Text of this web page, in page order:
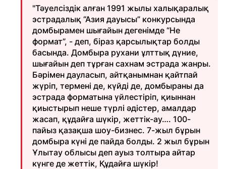
"Тәуелсіздік алған 1991 жылы халықаралық
эстрадалық “Азия дауысы” конкурсында
домбырамен шығайын дегенімде “Не
формат”, - деп, біраз қарсылықтар болды
басында. Домбыра рухани ұлттық дүние,
шығайын деп тұрған сахнам эстрада жанры.
Бәрімен дауласып, айтқанымнан қайтпай
жүріп, термені де, күйді де, домбыраны да
эстрада форматына үйлестіріп, қиыннан
қиыстырып неше түрлі әдістер, амалдар
жасап, құдайға шүкір, жеттік-ау…. 100-
пайыз қазақша шоу-бизнес. 7-жыл бұрын
домбыра күні де пайда болды. 2 жыл бұрын
Ұлытау облысы деп ауыз толтыра айтар
күнге де жеттік, Құдайға шүкір!